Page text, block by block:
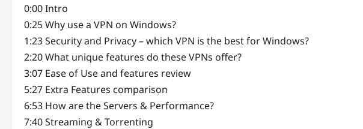
0:00 Intro
0:25 Why use a VPN on Windows?
1:23 Security and Privacy – which VPN is the best for Windows?
2:20 What unique features do these VPNs offer?
3:07 Ease of Use and features review
5:27 Extra Features comparison
6:53 How are the Servers & Performance?
7:40 Streaming & Torrenting